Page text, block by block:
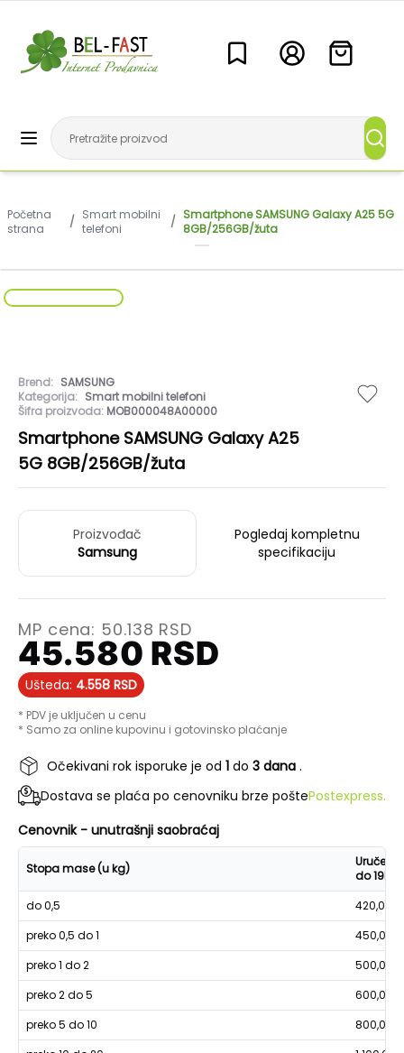
Početna
strana
/ Smart mobilni
telefoni
/ Smartphone SAMSUNG Galaxy A25 5G
8GB/256GB/žuta
Brend: SAMSUNG
Kategorija: Smart mobilni telefoni
Šifra proizvoda: MOB000048A00000
Smartphone SAMSUNG Galaxy A25
5G 8GB/256GB/žuta
Proizvođač
Samsung
Pogledaj kompletnu
specifikaciju
MP cena: 50.138 RSD
45.580 RSD
Ušteda: 4.558 RSD
* PDV je uključen u cenu
* Samo za online kupovinu i gotovinsko plaćanje
Očekivani rok isporuke je od 1 do 3 dana .
Dostava se plaća po cenovniku brze poštePostexpress.
Cenovnik - unutrašnji saobraćaj
Stopa mase (u kg)
Uručenje
do 19h
do 0,5
420,00
preko 0,5 do 1
450,00
preko 1 do 2
500,00
preko 2 do 5
600,00
preko 5 do 10
800,00